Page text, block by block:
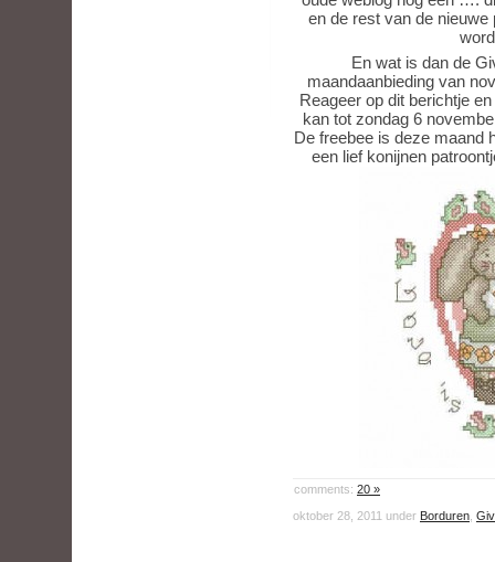
en de rest van de nieuwe
En wat is dan de
maandaanbieding van
Reageer op dit berichtje
kan tot zondag 6
De freebee is deze maand
een lief konijnen
comments: 20 »
oktober 28, 2011 under Borduren